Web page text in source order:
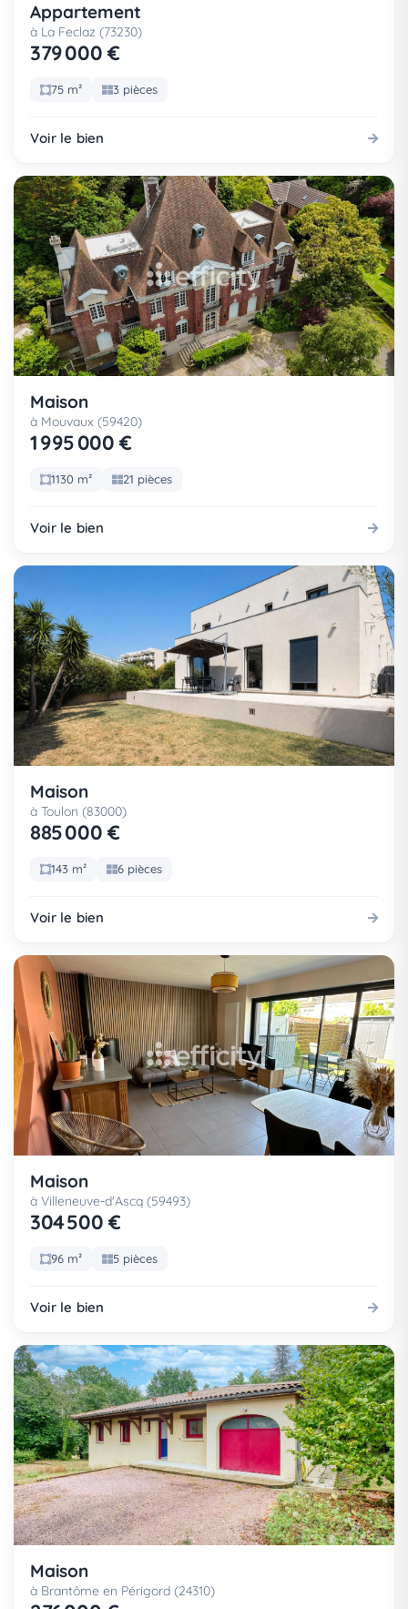
Appartement
à La Feclaz (73230)
379 000 €
75 m² 3 pièces
Voir le bien
Maison
à Mouvaux (59420)
1 995 000 €
1130 m² 21 pièces
Voir le bien
Maison
à Toulon (83000)
885 000 €
143 m² 6 pièces
Voir le bien
Maison
à Villeneuve-d'Ascq (59493)
304 500 €
96 m² 5 pièces
Voir le bien
Maison
à Brantôme en Périgord (24310)